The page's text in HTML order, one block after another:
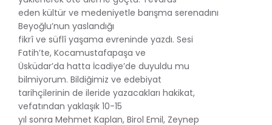
eden kültür ve medeniyetle barışma serenadını
Beyoğlu’nun yaslandığı
fikrî ve süflî yaşama evreninde yazdı. Sesi
Fatih’te, Kocamustafapaşa ve
Üsküdar’da hatta İcadiye’de duyuldu mu
bilmiyorum. Bildiğimiz ve edebiyat
tarihçilerinin de ileride yazacakları hakikat,
vefatından yaklaşık 10-15
yıl sonra Mehmet Kaplan, Birol Emil, Zeynep